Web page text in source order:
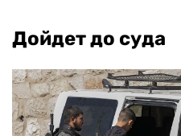
Дойдет до суда